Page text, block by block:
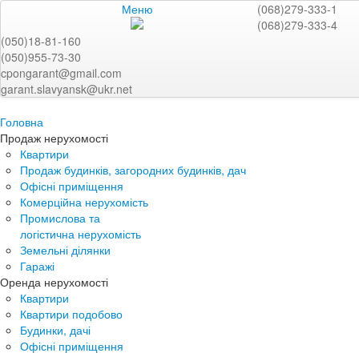
Меню
(068)279-333-1
(068)279-333-4
(050)18-81-160
(050)955-73-30
cpongarant@gmail.com
garant.slavyansk@ukr.net
Головна
Продаж нерухомості
Квартири
Продаж будинків, загородних будинків, дач
Офісні приміщення
Комерційна нерухомість
Промислова та
логістична нерухомість
Земельні ділянки
Гаражі
Оренда нерухомості
Квартири
Квартири подобово
Будинки, дачі
Офісні приміщення